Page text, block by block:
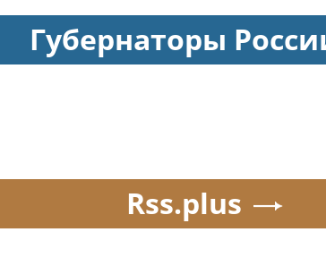
Губернаторы
Rss.plus